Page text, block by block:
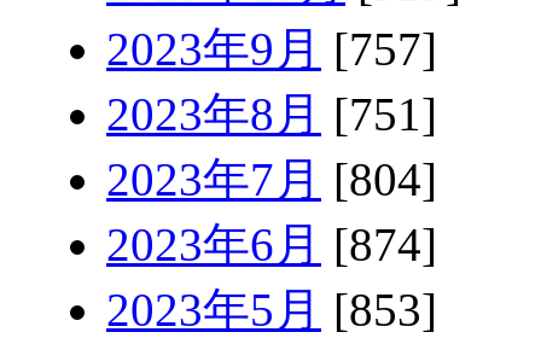
2023年9月 [757]
2023年8月 [751]
2023年7月 [804]
2023年6月 [874]
2023年5月 [853]